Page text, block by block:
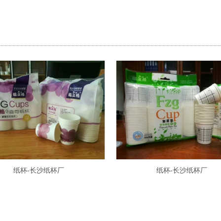
纸杯-长沙纸杯厂 纸杯-长沙纸杯厂